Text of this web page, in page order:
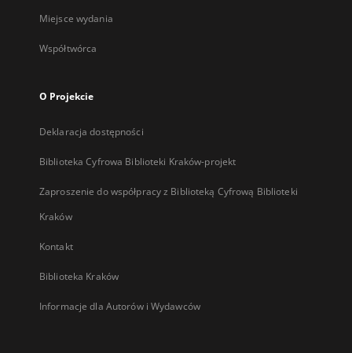
Miejsce wydania
Współtwórca
O Projekcie
Deklaracja dostępności
Biblioteka Cyfrowa Biblioteki Kraków-projekt
Zaproszenie do współpracy z Biblioteką Cyfrową Biblioteki
Kraków
Kontakt
Biblioteka Kraków
Informacje dla Autorów i Wydawców